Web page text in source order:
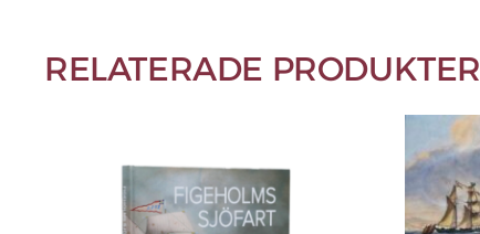
RELATERADE PRODUKTER